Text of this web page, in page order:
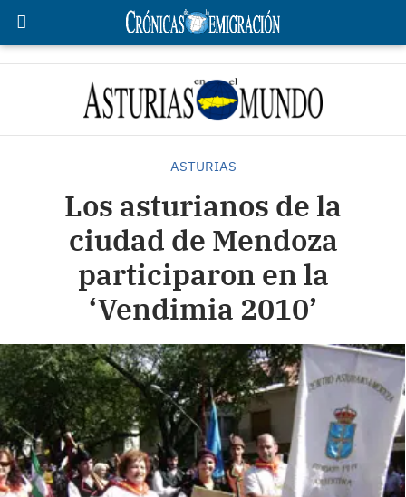
ASTURIAS
Los asturianos de la
ciudad de Mendoza
participaron en la
‘Vendimia 2010’